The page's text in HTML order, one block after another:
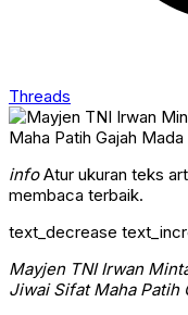
Threads
infoAtur ukuran teks
membaca terbaik.
text_decrease
Mayjen TNI Irwan
Jiwai Sifat Maha Patih